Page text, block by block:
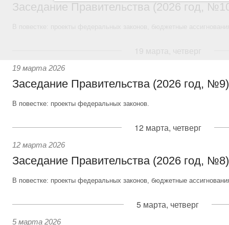
Заседание Правительства (2026 год,
19 марта 2026
Заседание Правительства (2026 год, №9)
В повестке: проекты федеральных законов.
12 марта, четверг
12 марта 2026
Заседание Правительства (2026 год, №8)
В повестке: проекты федеральных законов, бюджетные
5 марта, четверг
5 марта 2026